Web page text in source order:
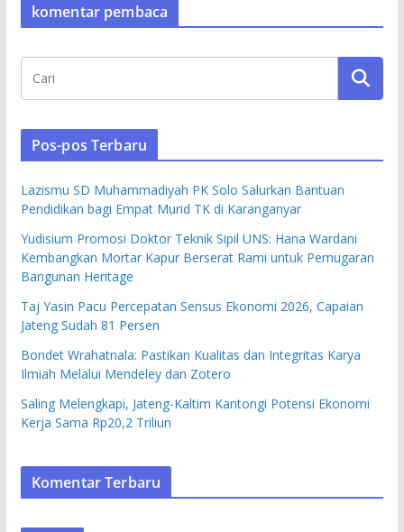
komentar pembaca
Pos-pos Terbaru
Lazismu SD Muhammadiyah PK Solo Salurkan Bantuan
Pendidikan bagi Empat Murid TK di Karanganyar
Yudisium Promosi Doktor Teknik Sipil UNS: Hana Wardani
Kembangkan Mortar Kapur Berserat Rami untuk Pemugaran
Bangunan Heritage
Taj Yasin Pacu Percepatan Sensus Ekonomi 2026, Capaian
Jateng Sudah 81 Persen
Bondet Wrahatnala: Pastikan Kualitas dan Integritas Karya
Ilmiah Melalui Mendeley dan Zotero
Saling Melengkapi, Jateng-Kaltim Kantongi Potensi Ekonomi
Kerja Sama Rp20,2 Triliun
Komentar Terbaru